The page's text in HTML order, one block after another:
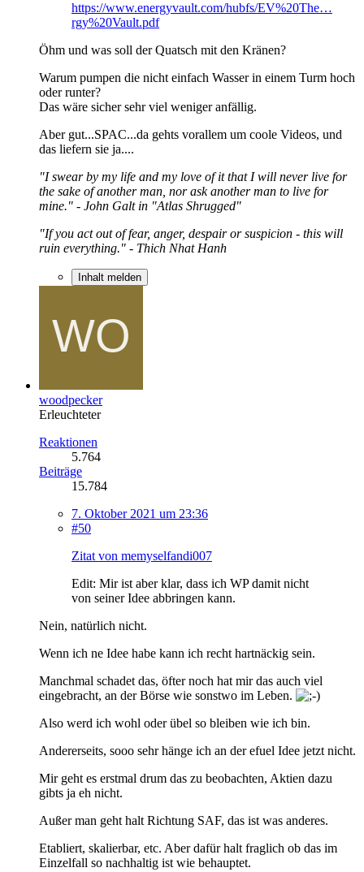
https://www.energyvault.com/hubfs/EV%20The…
rgy%20Vault.pdf
Öhm und was soll der Quatsch mit den Kränen?
Warum pumpen die nicht einfach Wasser in einem Turm hoch
oder runter?
Das wäre sicher sehr viel weniger anfällig.
Aber gut...SPAC...da gehts vorallem um coole Videos, und
das liefern sie ja....
"I swear by my life and my love of it that I will never live for
the sake of another man, nor ask another man to live for
mine." - John Galt in "Atlas Shrugged"
"If you act out of fear, anger, despair or suspicion - this will
ruin everything." - Thich Nhat Hanh
Inhalt melden
woodpecker
Erleuchteter
Reaktionen
5.764
Beiträge
15.784
7. Oktober 2021 um 23:36
#50
Zitat von memyselfandi007
Edit: Mir ist aber klar, dass ich WP damit nicht
von seiner Idee abbringen kann.
Nein, natürlich nicht.
Wenn ich ne Idee habe kann ich recht hartnäckig sein.
Manchmal schadet das, öfter noch hat mir das auch viel
eingebracht, an der Börse wie sonstwo im Leben.
Also werd ich wohl oder übel so bleiben wie ich bin.
Andererseits, sooo sehr hänge ich an der efuel Idee jetzt nicht.
Mir geht es erstmal drum das zu beobachten, Aktien dazu
gibts ja eh nicht.
Außer man geht halt Richtung SAF, das ist was anderes.
Etabliert, skalierbar, etc. Aber dafür halt fraglich ob das im
Einzelfall so nachhaltig ist wie behauptet.